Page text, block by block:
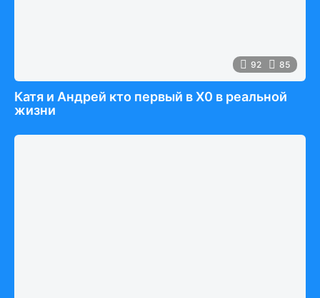
92 85
Катя и Андрей кто первый в Х0 в реальной
жизни